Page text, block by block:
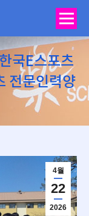
국E스포츠
전문인력양
4월
22
2026